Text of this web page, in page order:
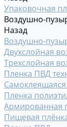
Упаковочная
Воздушно-
Назад
Воздушно-
Двухслойная
Трехслойная
Пленка ПВД
Пленка
Армированная
Пищевая